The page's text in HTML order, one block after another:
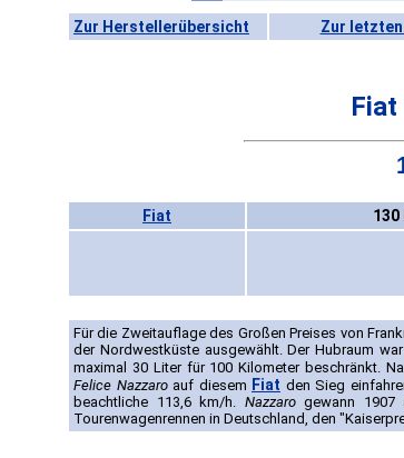
Zur Herstellerübersicht Zur
Fiat
Fiat 130
Für die Zweitauflage des Großen Preises von
der Nordwestküste ausgewählt. Der Hubraum
maximal 30 Liter für 100 Kilometer beschränkt.
Felice Nazzaroauf diesem Fiat den Sieg
beachtliche 113,6 km/h. Nazzarogewann 1907
Tourenwagenrennen in Deutschland, den